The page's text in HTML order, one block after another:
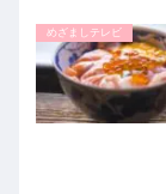
めざましテレビ